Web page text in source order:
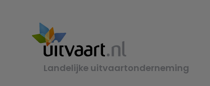
Landelijke uitvaartonderneming